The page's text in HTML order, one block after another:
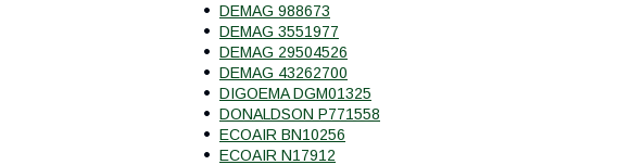
DEMAG 988673
DEMAG 3551977
DEMAG 29504526
DEMAG 43262700
DIGOEMA DGM01325
DONALDSON P771558
ECOAIR BN10256
ECOAIR N17912